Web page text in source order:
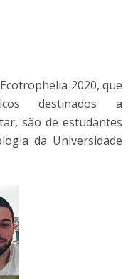
2020, que
destinados a
são de estudantes
da Universidade